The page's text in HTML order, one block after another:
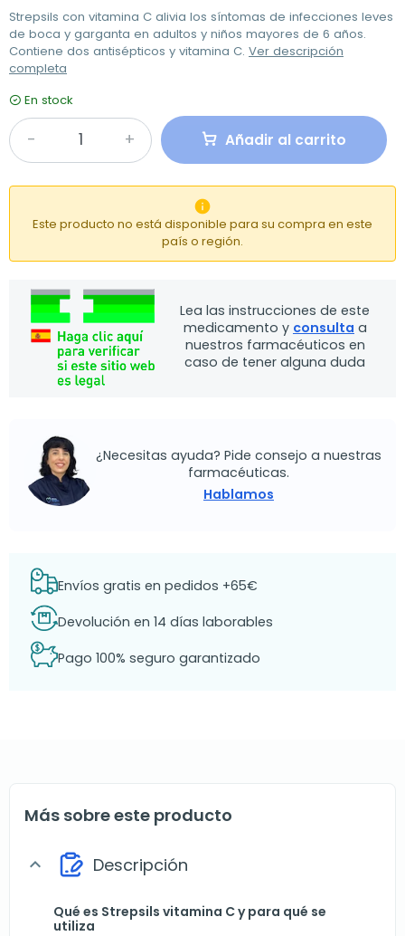
Strepsils con vitamina C alivia los síntomas de infecciones leves
de boca y garganta en adultos y niños mayores de 6 años.
Contiene dos antisépticos y vitamina C. Ver descripción
completa
En stock
Añadir al carrito

Este producto no está disponible para su compra en este
país o región.
Lea las instrucciones de este
medicamento y consulta a
nuestros farmacéuticos en
caso de tener alguna duda
¿Necesitas ayuda? Pide consejo a nuestras
farmacéuticas.
Hablamos
Envíos gratis en pedidos +65€
Devolución en 14 días laborables
Pago 100% seguro garantizado
Más sobre este producto
expand_more Descripción
Qué es Strepsils vitamina C y para qué se
utiliza